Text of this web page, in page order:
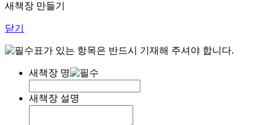
새책장 만들기
닫기
표가 있는 항목은 반드시 기재해 주셔야 합니다.
새책장 명
새책장 설명